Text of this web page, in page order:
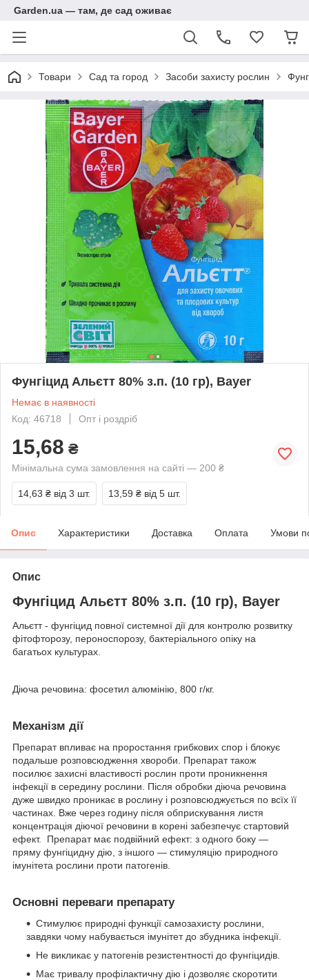
Garden.ua — там, де сад оживає
Товари Сад та город Засоби захисту рослин
Фунгіцид Альєтт 80% з.п. (10 гр), Bayer
Немає в наявності
Код: 46718
Опт і роздріб
15,68 ₴
Мінімальна сума замовлення на сайті — 200 ₴
14,63 ₴ від 3 шт. 13,59 ₴ від 5 шт.
Опис Характеристики Доставка Оплата Умови
Опис
Фунгіцид Альєтт 80% з.п. (10 гр), Bayer
Альєтт - фунгіцид повної системної дії для контролю розвитку
фітофторозу, пероноспорозу, бактеріального опіку на
багатьох культурах.
Діюча речовина: фосетил алюмінію, 800 г/кг.
Механізм дії
Препарат впливає на проростання грибкових спор і блокує
подальше розповсюдження хвороби. Препарат також
посилює захисні властивості рослин проти проникнення
інфекції в середину рослини. Після обробки діюча речовина
дуже швидко проникає в рослину і розповсюджується по всїх її
частинах. Вже через годину після обприскування листя
концентрація діючої речовини в корені забезпечує стартовий
ефект. Препарат має подвійний ефект: з одного боку —
пряму фунгіцидну дію, з іншого — стимуляцію природного
імунітета рослини проти патогенів.
Основні переваги препарату
Стимулює природні функції самозахисту рослини,
завдяки чому набувається імунітет до збудника інфекції.
Не викликає у патогенів резистентності до фунгіцидів.
Має тривалу профілактичну дію і дозволяє скоротити